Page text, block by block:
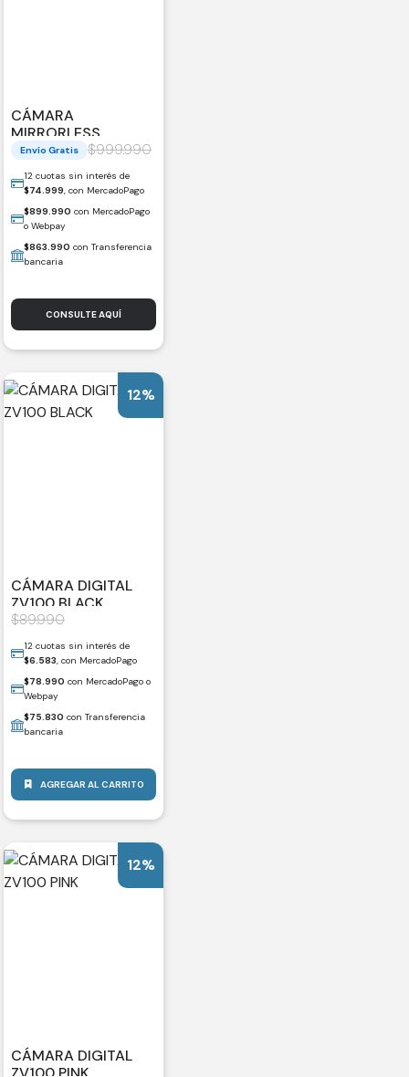
CÁMARA
MIRRORLESS
CANON EOS R50V +
$999.990
Envío Gratis
12 cuotas sin interés de
$74.999, con MercadoPago
$899.990 con MercadoPago
o Webpay
$863.990 con Transferencia
bancaria
CONSULTE AQUÍ
12%
CÁMARA DIGITAL
ZV100 BLACK
$89.990
12 cuotas sin interés de
$6.583, con MercadoPago
$78.990 con MercadoPago o
Webpay
$75.830 con Transferencia
bancaria
AGREGAR AL CARRITO
12%
CÁMARA DIGITAL
ZV100 PINK